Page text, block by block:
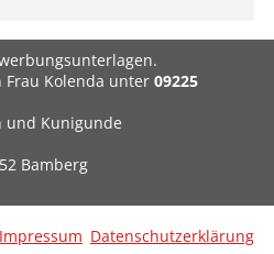
Frau Kolenda unter 09225
und Kunigunde
Bamberg
Impressum Datenschutzerklärung